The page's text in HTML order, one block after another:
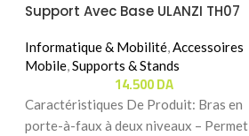
Support Avec Base ULANZI TH07
Informatique & Mobilité Accessoires
Mobile Supports & Stands
14.500DA
Caractéristiques De Produit: Bras en
porte-à-faux à deux niveaux – Permet